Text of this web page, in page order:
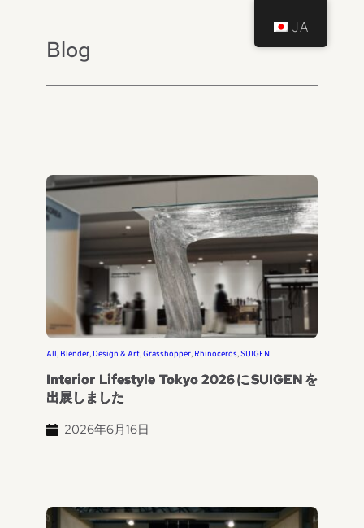
Blog
All, Blender, Design & Art, Grasshopper, Rhinoceros, SUIGEN
Interior Lifestyle Tokyo 2026にSUIGENを
出展しました
2026年6月16日
JA